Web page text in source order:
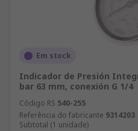
Em stock
Indicador de Presión
bar 63 mm, conexión G 1/4
Código RS 540-255
Referência do fabricante 9314203
Subtotal (1 unidade)